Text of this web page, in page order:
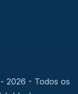
2026 - Todos os